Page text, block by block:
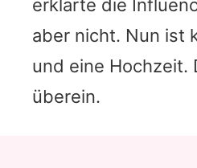
erklärte die
aber nicht. Nun ist
und eine Hochzeit.
überein.